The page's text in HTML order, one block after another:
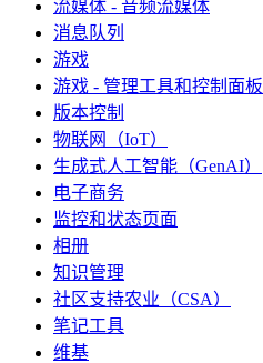
流媒体 - 音频流媒体
消息队列
游戏
游戏 - 管理工具和控制面板
版本控制
物联网（IoT）
生成式人工智能（GenAI）
电子商务
监控和状态页面
相册
知识管理
社区支持农业（CSA）
笔记工具
维基